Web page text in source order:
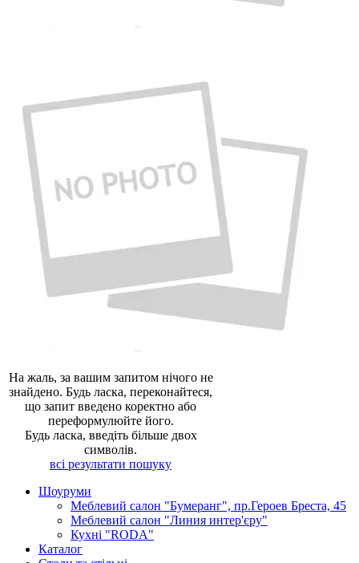
На жаль, за вашим запитом нiчого не
знайдено. Будь ласка, переконайтеся,
що запит введено коректно або
переформулюйте його.
Будь ласка, введiть більше двох
символів.
всi результати пошуку
Шоуруми
Меблевий салон "Бумеранг", пр.Героев Бреста, 45
Меблевий салон "Линия интер'єру"
Кухні "RODA"
Каталог